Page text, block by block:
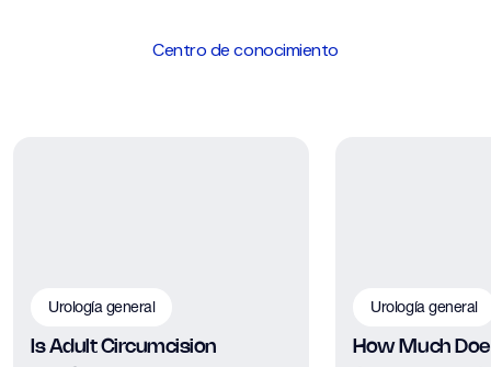
Centro de conocimiento
Urología general
Is Adult Circumcision
Urología general
How Much